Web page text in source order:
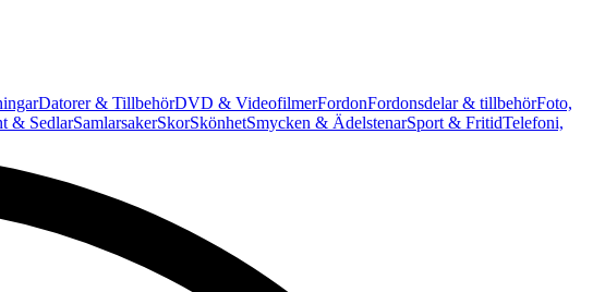
Datorer & TillbehörDVD & VideofilmerFordonFordonsdelar & tillbehörFoto,
& SedlarSamlarsakerSkorSkönhetSmycken & ÄdelstenarSport & FritidTelefoni,